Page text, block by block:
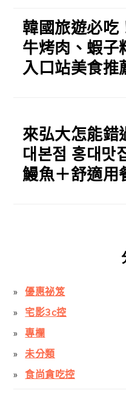
韓國旅遊必吃
牛烤肉、蝦子
入口站美食推
來弘大怎能錯
대본점 홍대
鰻魚＋舒適用
優惠祕笈
宅影3c控
專欄
未分類
食尚貪吃控